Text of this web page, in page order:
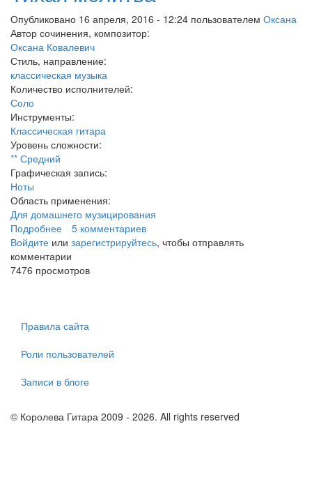
Опубликовано 16 апреля, 2016 - 12:24 пользователем Оксана
Автор сочинения, композитор:
Оксана Ковалевич
Стиль, направление:
классическая музыка
Количество исполнителей:
Соло
Инструменты:
Классическая гитара
Уровень сложности:
** Средний
Графическая запись:
Ноты
Область применения:
Для домашнего музицирования
Подробнее о Тихая молитва
5 комментариев
Войдите или зарегистрируйтесь, чтобы отправлять
комментарии
7476 просмотров
Правила сайта
Роли пользователей
Записи в блоге
© Королева Гитара 2009 - 2026. All rights reserved